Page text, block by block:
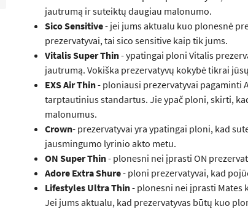
jautrumą ir suteiktų daugiau malonumo.
Sico Sensitive- jei jums aktualu kuo plonesnė
prezervatyvai, tai sico sensitive kaip tik jums.
Vitalis Super Thin- ypatingai ploni Vitalis
jautrumą. Vokiška prezervatyvų kokybė tikrai
EXS Air Thin- ploniausi prezervatyvai pagaminti
tarptautinius standartus. Jie ypač ploni, skirti,
malonumus.
Crown- prezervatyvai yra ypatingai ploni, kad
jausmingumo lyrinio akto metu.
ON Super Thin- plonesni nei įprasti ON
Adore Extra Shure- ploni prezervatyvai, kad
Lifestyles Ultra Thin- plonesni nei įprasti Mates
Jei jums aktualu, kad prezervatyvas būtų kuo